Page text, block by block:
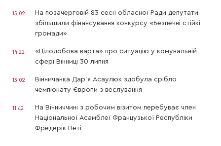
15:02
На позачерговій 83 сесії обласної Ради депутати
збільшили фінансування конкурсу «Безпечні стійкі
громади»
14:22
«Цілодобова варта» про ситуацію у комунальній
сфері Вінниці 30 липня
13:02
Вінничанка Дар’я Асаулюк здобула срібло
чемпіонату Європи з веслування
11:42
На Вінниччині з робочим візитом перебуває член
Національної Асамблеї Французької Республіки
Фредерік Петі